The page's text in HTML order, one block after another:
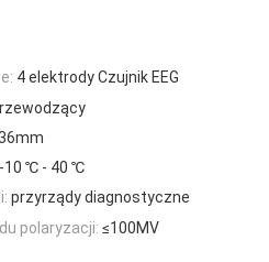
4 elektrody Czujnik EEG
-10 ℃ - 40 ℃
przyrządy diagnostyczne
polaryzacji: ≤100MV